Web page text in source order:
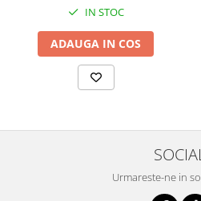
IN STOC
ADAUGA IN COS
Urmareste-ne in